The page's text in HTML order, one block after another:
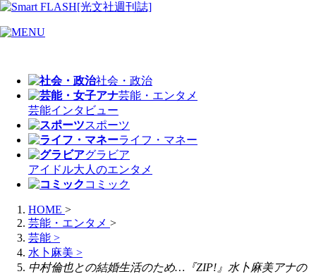
社会・政治
芸能・エンタメ
芸能インタビュー
スポーツ
ライフ・マネー
グラビア
アイドル大人のエンタメ
コミック
HOME >
芸能・エンタメ >
芸能 >
水卜麻美 >
中村倫也との結婚生活のため…『ZIP!』水卜麻美アナの